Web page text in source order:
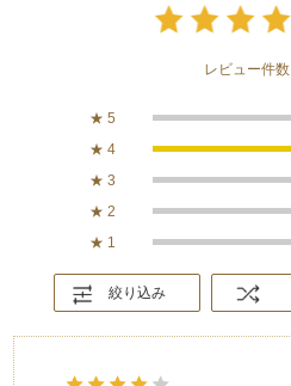
レビュー件数
★ 5
★ 4
★ 3
★ 2
★ 1
絞り込み